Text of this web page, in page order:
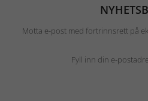
Motta e-post med fortrinnsrett på
Fyll inn din e-